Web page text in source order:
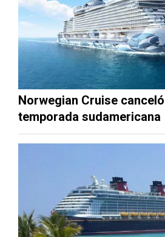
Norwegian Cruise
temporada sudamericana